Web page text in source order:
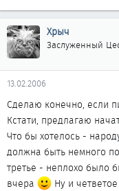
Хрыч
Заслуженный
13.02.2006
Сделаю конечно, если
Кстати, предлагаю
Что бы хотелось -
должна быть немного
третье - неплохо было
вчера
Ну и